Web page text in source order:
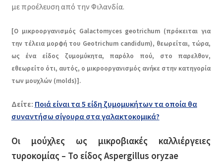
με προέλευση από την Φιλανδία.
[Ο μικροοργανισμός Galactomyces geotrichum (πρόκειται για
την τέλεια μορφή του Geotrichum candidum), θεωρείται, τώρα,
ως ένα είδος ζυμομύκητα, παρόλο πού, στο παρελθον,
εθεωρείτο ότι, αυτός, ο μικροοργανισμός ανήκε στην κατηγορία
των μουχλών (molds)].
Δείτε: Ποιά είναι τα 5 είδη ζυμομυκήτων τα οποία θα
συναντήσω σίγουρα στα γαλακτοκομικά?
Οι μούχλες ως μικροβιακές καλλιέργειες
τυροκομίας – Το είδοςAspergillus oryzae